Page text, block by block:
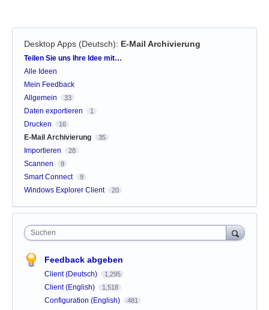
Desktop Apps (Deutsch): E-Mail Archivierung
Kategorien
Teilen Sie uns Ihre Idee mit…
Alle Ideen
Mein Feedback
Allgemein
33
Daten exportieren 1
Drucken 16
E-Mail Archivierung 35
Importieren 28
Scannen 9
Smart Connect 9
Windows Explorer Client 20
Suchen
Feedback abgeben
Client (Deutsch) 1,295
Client (English) 1,518
Configuration (English) 481